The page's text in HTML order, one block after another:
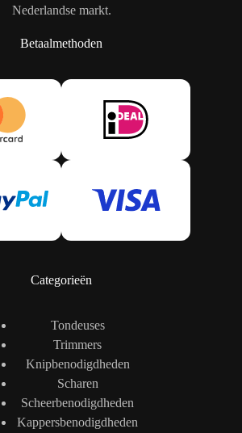
Nederlandse markt.
Betaalmethoden
Categorieën
Tondeuses
Trimmers
Knipbenodigdheden
Scharen
Scheerbenodigdheden
Kappersbenodigdheden